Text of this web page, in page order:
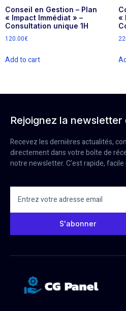
Conseil en Gestion – Plan
« Impact Immédiat » –
Consultation unique 1H
120.00€
Add to cart
«
Rejoignez la newsletter
Recevez les dernières actualités,
directement dans votre boîte de
notre newsletter. C’est rapide,
S'abonner